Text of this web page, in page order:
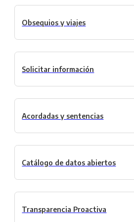
Obsequios y viajes
Solicitar información
Acordadas y sentencias
Catálogo de datos abiertos
Transparencia Proactiva